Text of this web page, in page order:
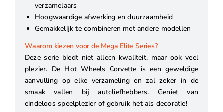
verzamelaars
Hoogwaardige afwerking en duurzaamheid
Gemakkelijk te combineren met andere modellen
Waarom kiezen voor de Mega Elite Series?
Deze serie biedt niet alleen kwaliteit, maar ook veel
plezier. De Hot Wheels Corvette is een geweldige
aanvulling op elke verzameling en zal zeker in de
smaak vallen bij autoliefhebbers. Geniet van
eindeloos speelplezier of gebruik het als decoratie!